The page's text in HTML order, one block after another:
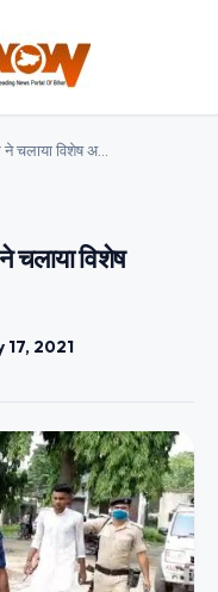
स्मैक के धंधेबाजों के खिलाफ पुलिस ने चलाया विशेष अभियान, 17 युवक हुए गिरफ्तार
चलाया विशेष
17, 2021